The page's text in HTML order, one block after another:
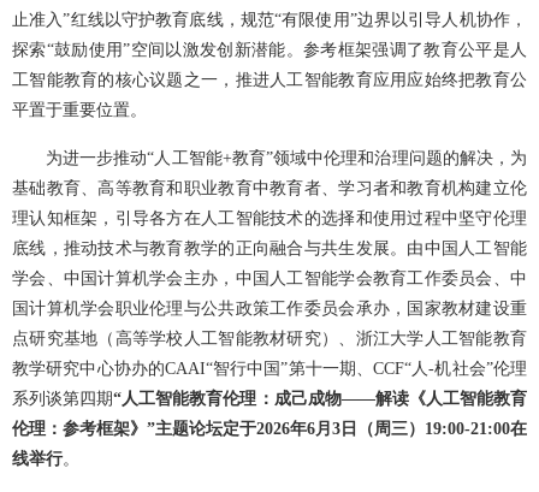
止准入”红线以守护教育底线，规范“有限使用”边界以引导人机协作，
探索“鼓励使用”空间以激发创新潜能。参考框架强调了教育公平是人
工智能教育的核心议题之一，推进人工智能教育应用应始终把教育公
平置于重要位置。
为进一步推动“人工智能+教育”领域中伦理和治理问题的解决，为
基础教育、高等教育和职业教育中教育者、学习者和教育机构建立伦
理认知框架，引导各方在人工智能技术的选择和使用过程中坚守伦理
底线，推动技术与教育教学的正向融合与共生发展。由中国人工智能
学会、中国计算机学会主办，中国人工智能学会教育工作委员会、中
国计算机学会职业伦理与公共政策工作委员会承办，国家教材建设重
点研究基地（高等学校人工智能教材研究）、浙江大学人工智能教育
教学研究中心协办的CAAI“智行中国”第十一期、CCF“人-机社会”伦理
系列谈第四期“人工智能教育伦理：成己成物——解读《人工智能教育
伦理：参考框架》”主题论坛定于2026年6月3日（周三）19:00-21:00在
线举行。